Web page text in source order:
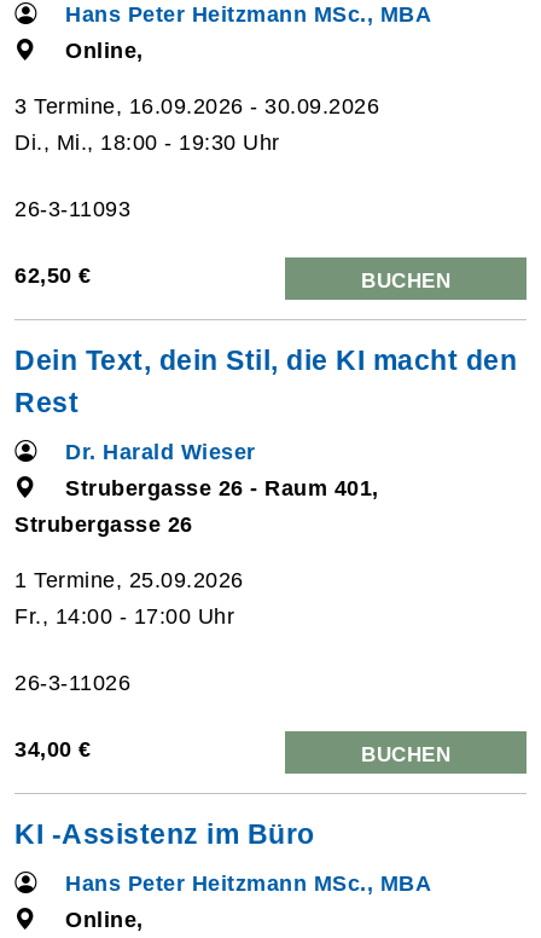
Hans Peter Heitzmann MSc., MBA
Online,
3 Termine, 16.09.2026 - 30.09.2026
Di., Mi., 18:00 - 19:30 Uhr
26-3-11093
62,50 € BUCHEN
Dein Text, dein Stil, die KI macht den
Rest
Dr. Harald Wieser
Strubergasse 26 - Raum 401,
Strubergasse 26
1 Termine, 25.09.2026
Fr., 14:00 - 17:00 Uhr
26-3-11026
34,00 € BUCHEN
KI -Assistenz im Büro
Hans Peter Heitzmann MSc., MBA
Online,